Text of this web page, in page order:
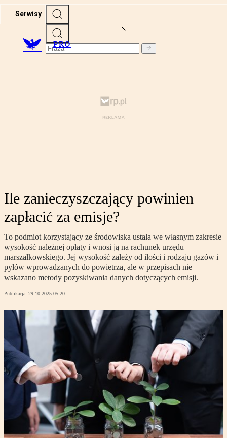
Serwisy
PRO
Ile zanieczyszczający powinien
zapłacić za emisje?
To podmiot korzystający ze środowiska ustala we własnym zakresie
wysokość należnej opłaty i wnosi ją na rachunek urzędu
marszałkowskiego. Jej wysokość zależy od ilości i rodzaju gazów i
pyłów wprowadzanych do powietrza, ale w przepisach nie
wskazano metody pozyskiwania danych dotyczących emisji.
Publikacja: 29.10.2025 05:20